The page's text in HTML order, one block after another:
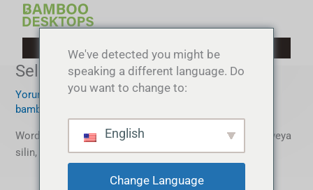
İçeriğe
Selam Dünya!
Yorum bırakın / kategorize edilmemiş
bambumasaüstüler
WordPress'e hoş geldiniz. Bu ilk mesajınız. Düzenleyin veya
silin, ardından yazmaya başlayın!
We've detected you might be
speaking a different language. Do
you want to change to:
English
Change Language